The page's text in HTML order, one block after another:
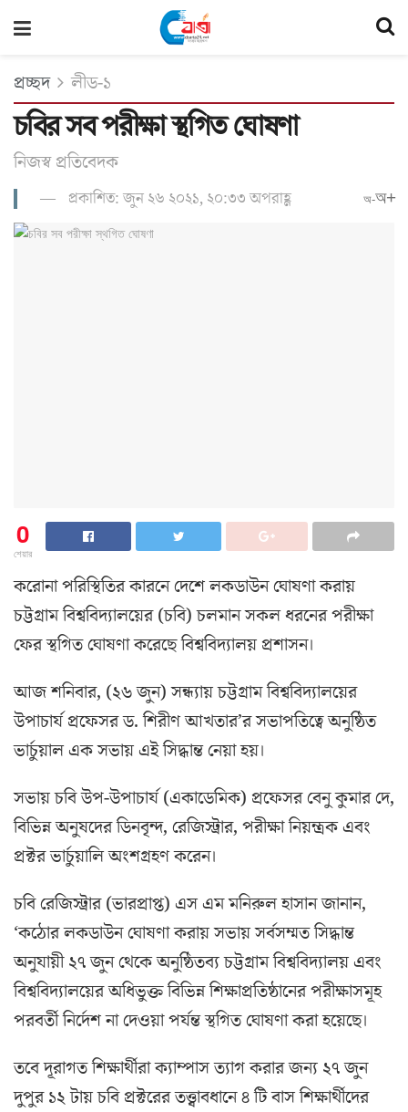
প্রচ্ছদ লীড-১
চবির সব পরীক্ষা স্থগিত ঘোষণা
নিজস্ব প্রতি‌বেদক
প্রকাশিত: জুন ২৬ ২০২১, ২০:৩৩ অপরাহ্ণ অ-অ+
0
শেয়ার
করোনা পরিস্থিতির কার‌নে দে‌শে লকডাউন ঘোষণা করায়
চট্টগ্রাম বিশ্ববিদ্যালয়ের (চবি) চলমান সকল ধরনের পরীক্ষা
ফের স্থগিত ঘোষণা করেছে বিশ্ববিদ্যালয় প্রশাসন।
আজ শ‌নিবার, (২৬ জুন) সন্ধ্যায় চট্টগ্রাম বিশ্ববিদ্যালয়ের
উপাচার্য প্রফেসর ড. শিরীণ আখতার’র সভাপতিত্বে অনুষ্ঠিত
ভার্চুয়াল এক সভায় এই সিদ্ধান্ত নেয়া হয়।
সভায় চবি উপ-উপাচার্য (একাডেমিক) প্রফেসর বেনু কুমার দে,
বিভিন্ন অনুষদের ডিনবৃন্দ, রেজিস্ট্রার, পরীক্ষা নিয়ন্ত্রক এবং
প্রক্টর ভার্চুয়ালি অংশগ্রহণ করেন।
চবি রেজিস্ট্রার (ভারপ্রাপ্ত) এস এম মনিরুল হাসান জানান,
‘কঠোর লকডাউন ঘোষণা করায় সভায় সর্বসম্মত সিদ্ধান্ত
অনুযায়ী ২৭ জুন থেকে অনুষ্ঠিতব্য চট্টগ্রাম বিশ্ববিদ্যালয় এবং
বিশ্ববিদ্যালয়ের অধিভুক্ত বিভিন্ন শিক্ষাপ্রতিষ্ঠানের পরীক্ষাসমূহ
পরবর্তী নির্দেশ না দেওয়া পর্যন্ত স্থগিত ঘোষণা করা হয়েছে।
ত‌বে দূরাগত শিক্ষার্থীরা ক্যাম্পাস ত্যাগ করার জন্য ২৭ জুন
দুপুর ১২ টায় চবি প্রক্টরের তত্ত্বাবধানে ৪ টি বাস শিক্ষার্থীদের